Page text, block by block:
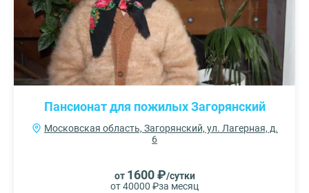
Пансионат для пожилых Загорянский
Московская область, Загорянский, ул. Лагерная, д.
6
от 1600 ₽/сутки
от 40000 ₽за месяц